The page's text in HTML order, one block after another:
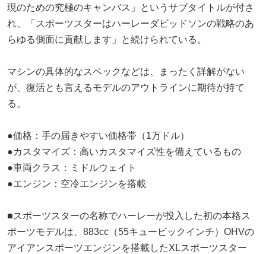
現のための究極のキャンバス」というサブタイトルが付さ
れ、「スポーツスターはハーレーダビッドソンの戦略のあ
らゆる側面に貢献します」と続けられている。
マシンの具体的なスペックなどは、まったく詳解がない
が、復活とも言えるモデルのアウトラインに期待が持て
る。
●価格：手の届きやすい価格帯（1万ドル）
●カスタマイズ：高いカスタマイズ性を備えているもの
●車両クラス：ミドルウェイト
●エンジン：空冷エンジンを搭載
■スポーツスターの名称でハーレーが投入した初の本格ス
ポーツモデルは、883cc（55キュービックインチ）OHVの
アイアンスポーツエンジンを搭載したXLスポーツスター